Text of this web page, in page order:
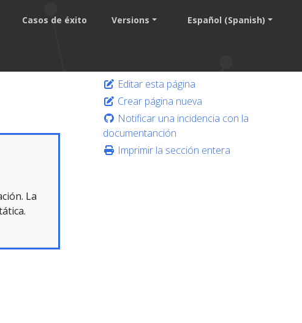
Casos de éxito Versions Español (Spanish)
La
Editar esta página
Crear página nueva
Notificar una incidencia con la
documentanción
Imprimir la sección entera